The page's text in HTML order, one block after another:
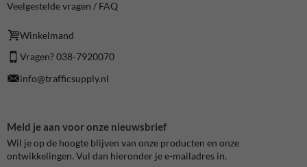
Veelgestelde vragen / FAQ
Winkelmand
Vragen? 038-7920070
info@trafficsupply.nl
Meld je aan voor onze nieuwsbrief
Wil je op de hoogte blijven van onze producten en onze
ontwikkelingen. Vul dan hieronder je e-mailadres in.